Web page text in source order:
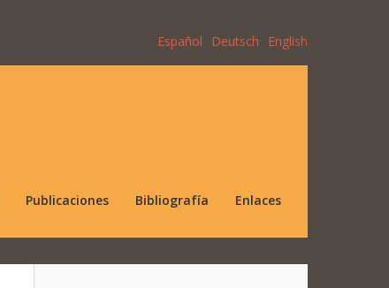
Español Deutsch English
Publicaciones Bibliografía Enlaces